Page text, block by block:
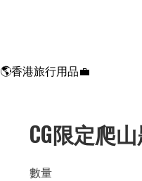
🌎香港旅行用品💼
CG限定爬
數量